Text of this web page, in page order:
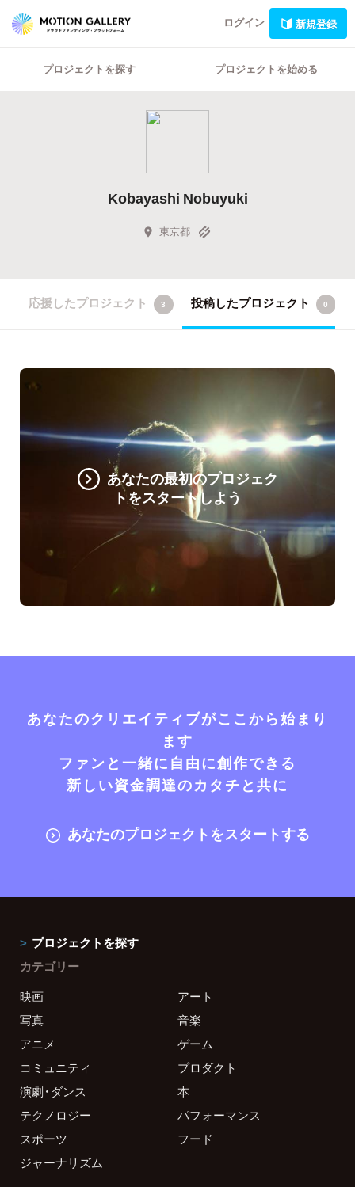
ログイン 新規登録
プロジェクトを探す プロジェクトを始める
Kobayashi Nobuyuki
東京都
応援したプロジェクト 3 投稿したプロジェクト 0
あなたの最初のプロジェク
トをスタートしよう
あなたのクリエイティブがここから始まり
ます
ファンと一緒に自由に創作できる
新しい資金調達のカタチと共に
あなたのプロジェクトをスタートする
プロジェクトを探す
カテゴリー
映画
アート
写真
音楽
アニメ
ゲーム
コミュニティ
プロダクト
演劇・ダンス
本
テクノロジー
パフォーマンス
スポーツ
フード
ジャーナリズム